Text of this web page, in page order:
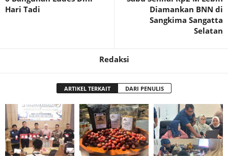
Hari Tadi
Diamankan BNN di
Sangkima Sangatta
Selatan
Redaksi
ARTIKEL TERKAIT DARI PENULIS